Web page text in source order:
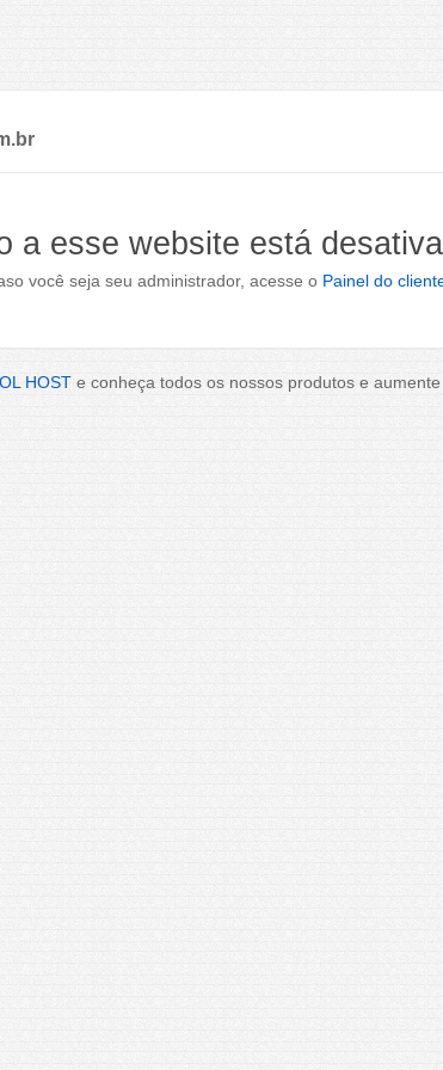
a esse website está
você seja seu administrador, acesse o Painel do
HOST e conheça todos os nossos produtos e